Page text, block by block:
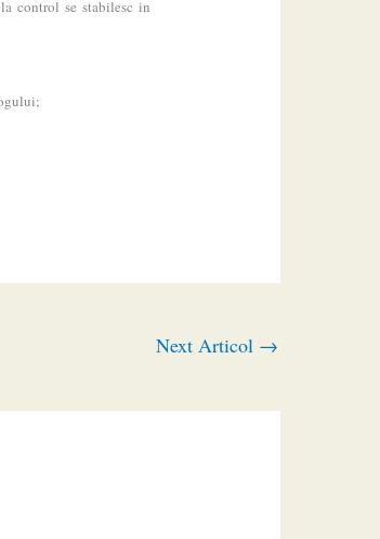
control se stabilesc in
Next Articol →